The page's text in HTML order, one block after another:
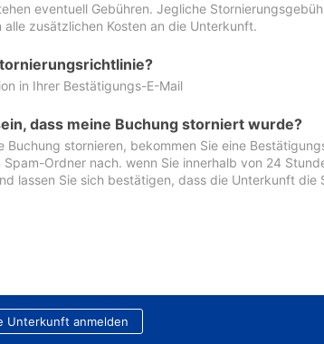
eventuell Gebühren. Jegliche
zusätzlichen Kosten an die Unterkunft.
in Ihrer Bestätigungs-E-Mail
dass meine Buchung storniert wurde?
Buchung stornieren, bekommen Sie eine
Ordner nach. wenn Sie innerhalb von 24
lassen Sie sich bestätigen, dass die Unterkunft die
Unterkunft anmelden